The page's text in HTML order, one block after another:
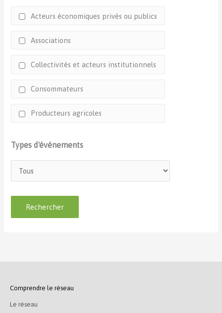
Acteurs économiques privés ou publics
Associations
Collectivités et acteurs institutionnels
Consommateurs
Producteurs agricoles
Types d'événements
Comprendre le réseau
Le réseau